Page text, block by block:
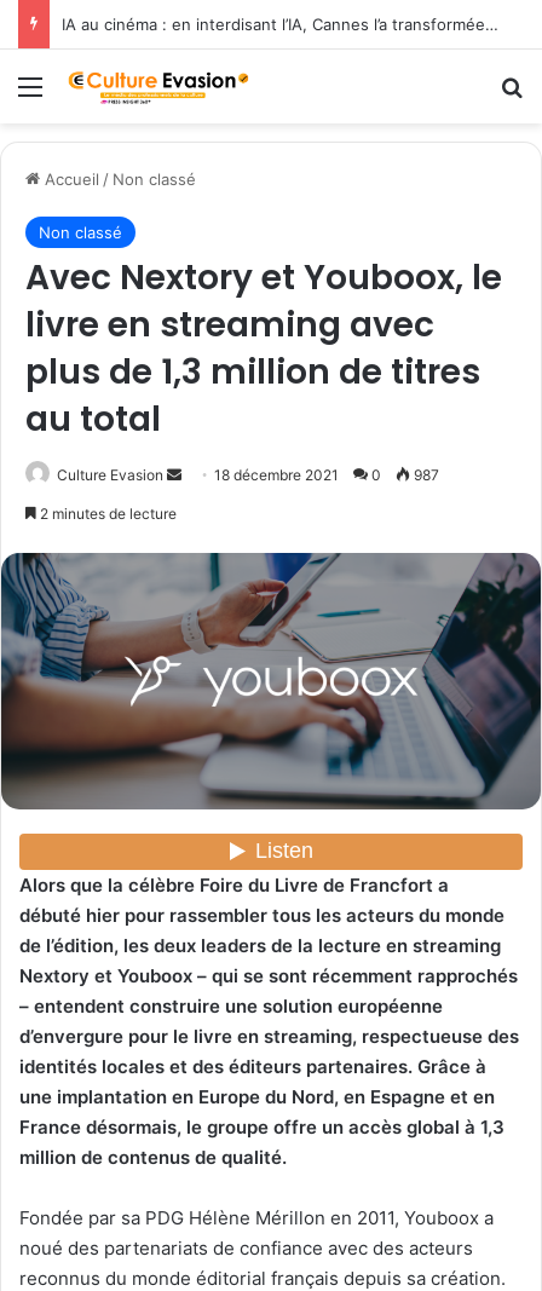
IA au cinéma : en interdisant l’IA, Cannes l’a transformée en label de luxe
Menu
Accueil / Non classé
Non classé
Avec Nextory et Youboox, le
livre en streaming avec
plus de 1,3 million de titres
au total
Culture Evasion
e
r
n
c
o
i
e
l
18 décembre 2021 0 987
2 minutes de lecture
Alors que la célèbre Foire du Livre de Francfort a
débuté hier pour rassembler tous les acteurs du monde
de l’édition, les deux leaders de la lecture en streaming
Nextory et Youboox – qui se sont récemment rapprochés
– entendent construire une solution européenne
d’envergure pour le livre en streaming, respectueuse des
identités locales et des éditeurs partenaires. Grâce à
une implantation en Europe du Nord, en Espagne et en
France désormais, le groupe offre un accès global à 1,3
million de contenus de qualité.
Fondée par sa PDG Hélène Mérillon en 2011, Youboox a
noué des partenariats de confiance avec des acteurs
reconnus du monde éditorial français depuis sa création.